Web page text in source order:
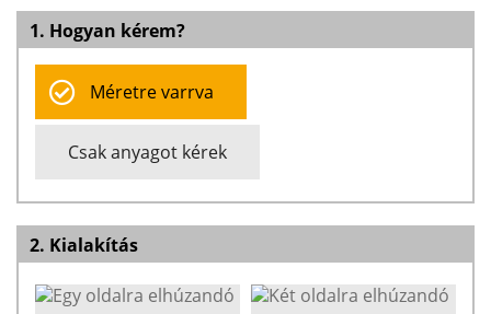
1. Hogyan kérem?
Méretre varrva
Csak anyagot kérek
2. Kialakítás